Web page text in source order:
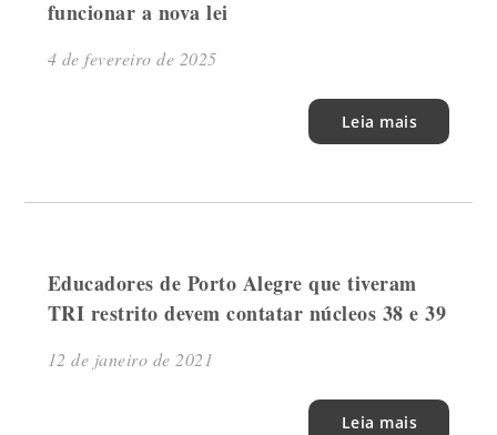
funcionar a nova lei
4 de fevereiro de 2025
Leia mais
Educadores de Porto Alegre que tiveram
TRI restrito devem contatar núcleos 38 e 39
12 de janeiro de 2021
Leia mais